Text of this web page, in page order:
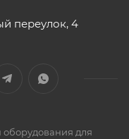
переулок, 4
для